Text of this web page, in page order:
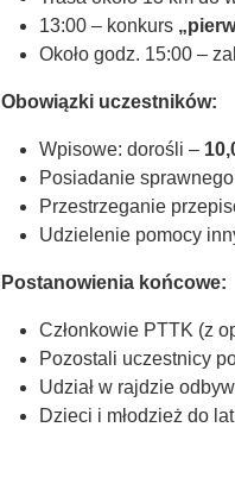
13:00 – konkurs
Około godz. 15:00 –
Obowiązki uczestników:
Wpisowe: dorośli –
Posiadanie
Przestrzeganie
Udzielenie pomocy
Postanowienia końcowe:
Członkowie PTTK (z
Pozostali uczestnicy
Udział w rajdzie
Dzieci i młodzież do